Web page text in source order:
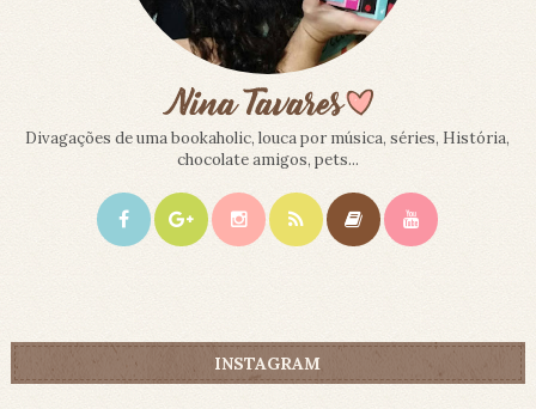
Divagações de uma bookaholic, louca por música, séries, História,
chocolate amigos, pets...
INSTAGRAM